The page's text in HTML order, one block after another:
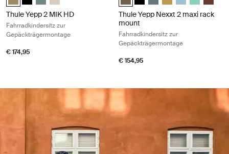
Thule Yepp 2 MIK HD
Fahrradkindersitz zur
Gepäckträgermontage
€ 174,95
Thule Yepp Nexxt 2 maxi rack
mount
Fahrradkindersitz zur
Gepäckträgermontage
€ 154,95